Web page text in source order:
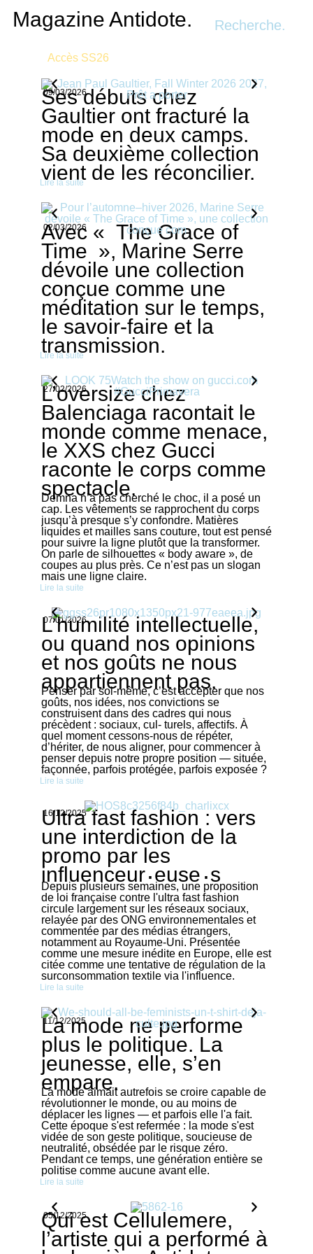
Recherche.
09/03/2026
Ses débuts chez
Gaultier ont fracturé la
mode en deux camps.
Sa deuxième collection
vient de les réconcilier.
Lire la suite
02/03/2026
Avec « The Grace of
Time », Marine Serre
dévoile une collection
conçue comme une
méditation sur le temps,
le savoir-faire et la
transmission.
Lire la suite
27/02/2026
L’oversize chez
Balenciaga racontait le
monde comme menace,
le XXS chez Gucci
raconte le corps comme
spectacle.
Demna n’a pas cherché le choc, il a posé un
cap. Les vêtements se rapprochent du corps
jusqu’à presque s’y confondre. Matières
liquides et mailles sans couture, tout est pensé
pour suivre la ligne plutôt que la transformer.
On parle de silhouettes « body aware », de
coupes au plus près. Ce n’est pas un slogan
mais une ligne claire.
Lire la suite
07/01/2026
L’humilité intellectuelle,
ou quand nos opinions
et nos goûts ne nous
appartiennent pas.
Penser par soi-même, c’est accepter que nos
goûts, nos idées, nos convictions se
construisent dans des cadres qui nous
précèdent : sociaux, cul- turels, affectifs. À
quel moment cessons-nous de répéter,
d’hériter, de nous aligner, pour commencer à
penser depuis notre propre position — située,
façonnée, parfois protégée, parfois exposée ?
Lire la suite
16/12/2025
Ultra fast fashion : vers
une interdiction de la
promo par les
influenceur·euse·s
Depuis plusieurs semaines, une proposition
de loi française contre l'ultra fast fashion
circule largement sur les réseaux sociaux,
relayée par des ONG environnementales et
commentée par des médias étrangers,
notamment au Royaume-Uni. Présentée
comme une mesure inédite en Europe, elle est
citée comme une tentative de régulation de la
surconsommation textile via l'influence.
Lire la suite
11/12/2025
La mode ne performe
plus le politique. La
jeunesse, elle, s’en
empare.
La mode aimait autrefois se croire capable de
révolutionner le monde, ou au moins de
déplacer les lignes — et parfois elle l'a fait.
Cette époque s'est refermée : la mode s'est
vidée de son geste politique, soucieuse de
neutralité, obsédée par le risque zéro.
Pendant ce temps, une génération entière se
politise comme aucune avant elle.
Lire la suite
05/12/2025
Qui est Cellulemere,
l’artiste qui a performé à